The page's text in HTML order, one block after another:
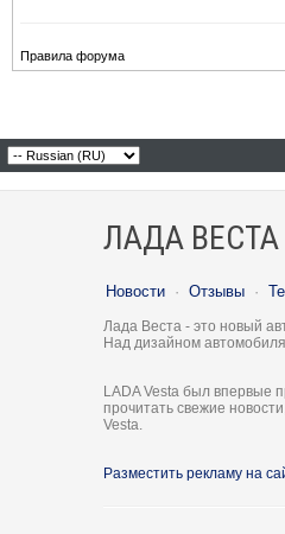
Правила форума
ЛАДА ВЕСТА
Новости · Отзывы ·
Лада Веста - это новый
Над дизайном
LADA Vesta был впервые
прочитать свежие
Vesta.
Разместить рекламу на